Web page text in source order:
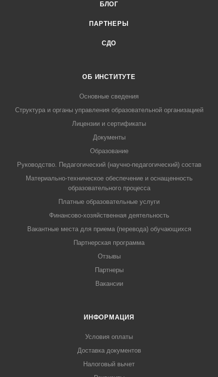
БЛОГ
ПАРТНЕРЫ
СДО
ОБ ИНСТИТУТЕ
Основные сведения
Структура и органы управления образовательной организацией
Лицензии и сертификаты
Документы
Образование
Руководство. Педагогический (научно-педагогический) состав
Материально-техническое обеспечение и оснащенность
образовательного процесса
Платные образовательные услуги
Финансово-хозяйственная деятельность
Вакантные места для приема (перевода) обучающихся
Партнерская программа
Отзывы
Партнеры
Вакансии
ИНФОРМАЦИЯ
Условия оплаты
Доставка документов
Налоговый вычет